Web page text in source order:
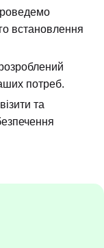
встановлення
потреб.
та